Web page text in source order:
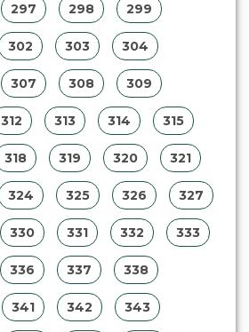
297 298 299
302 303 304
307 308 309
312 313 314 315
318 319 320 321
324 325 326 327
330 331 332 333
336 337 338
341 342 343